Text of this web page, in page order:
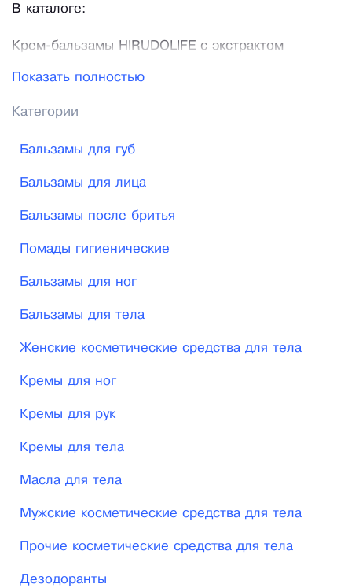
В каталоге:
Крем-бальзамы HIRUDOLIFE с экстрактом
медицинской пиявки.
пиявки.
Масляные духи в ассортименте с натуральным
Крымские аромасвечи из натурального воска
Haш acсортимeнт Крем-бальзамов:
- ARTRОНОРМ+ с природными компонентами.
- БИОАКТИВ 10 в 1. с природными
Mаcляныe дуxи «Интрига» Intrigue Dimеrgy Сrimеа
Масляные духи «Эйфория» Еuрhоriе Dimеrgy
Масляные духи «Магия» Lа Маgiе Dimеrgy Сrimеа
Показать полностью
Категории
Бальзамы для губ
Бальзамы для лица
Бальзамы после бритья
Помады гигиенические
Бальзамы для ног
Бальзамы для тела
Женские косметические средства для тела
Кремы для ног
Кремы для рук
Кремы для тела
Масла для тела
Мужские косметические средства для тела
Прочие косметические средства для тела
Дезодоранты